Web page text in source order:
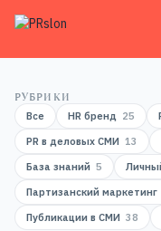
РУБРИКИ
Все
HR бренд 25
PR в деловых СМИ 13
База знаний 5
Партизанский маркетинг
Публикации в СМИ 38